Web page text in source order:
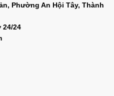
Phường An Hội Tây, Thành
24/24